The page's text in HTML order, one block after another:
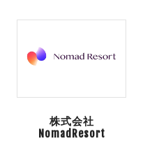
株式会社
NomadResort